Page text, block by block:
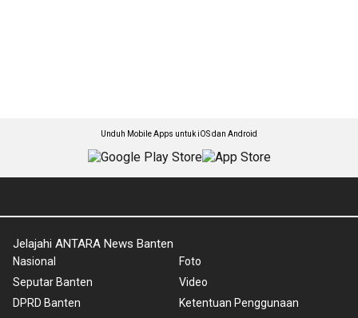
Unduh Mobile Apps untuk iOS dan Android
Jelajahi ANTARA News Banten
Nasional
Seputar Banten
DPRD Banten
Foto
Video
Ketentuan Penggunaan